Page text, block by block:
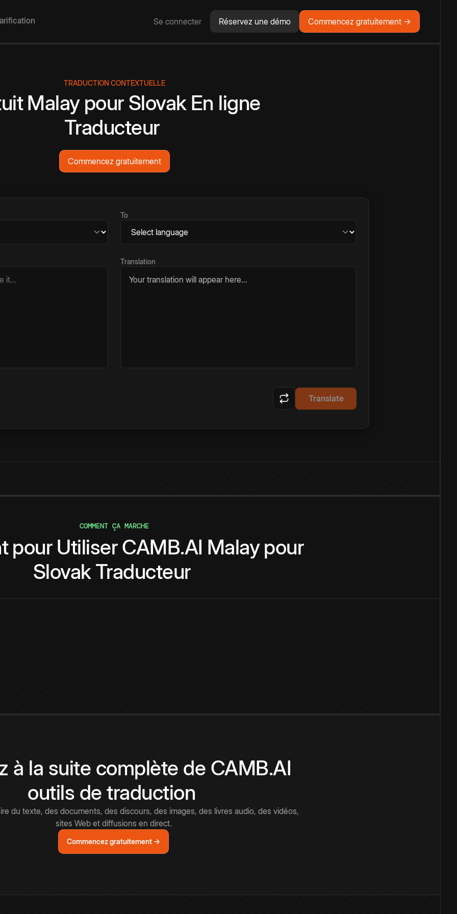
Se connecter Réservez une démo Commencez gratuitement →
TRADUCTION CONTEXTUELLE
Malay pour Slovak En ligne
Traducteur
Commencez gratuitement
To
Translation
Your translation will appear here...
Translate
COMMENT ÇA MARCHE
pour UtiliserCAMB.AI Malaypour
SlovakTraducteur
à la suite complète de CAMB.AI
outils de traduction
du texte, des documents, des discours, des images, des livres audio, des vidéos,
sites Web et diffusions en direct.
Commencez gratuitement →